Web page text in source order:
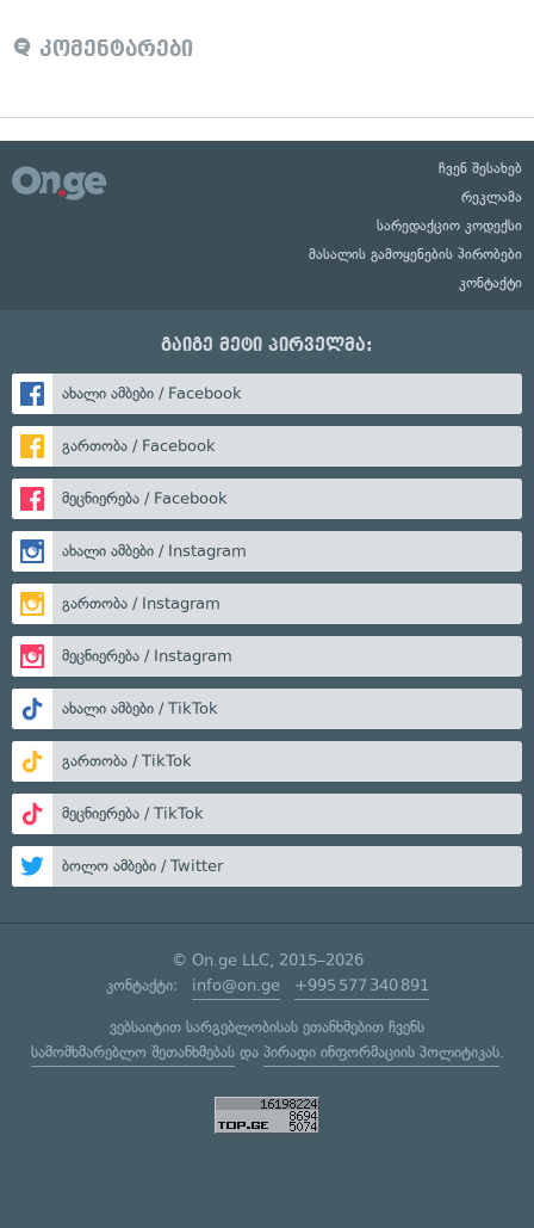
კომენტარები
ჩვენ შესახებ
რეკლამა
სარედაქციო კოდექსი
მასალის გამოყენების პირობები
კონტაქტი
გაიგე მეტი პირველმა:
ახალი ამბები / Facebook
გართობა / Facebook
მეცნიერება / Facebook
ახალი ამბები / Instagram
გართობა / Instagram
მეცნიერება / Instagram
ახალი ამბები / TikTok
გართობა / TikTok
მეცნიერება / TikTok
ბოლო ამბები / Twitter
© On.ge LLC, 2015–2026
კონტაქტი: info@on.ge +995 577 340 891
ვებსაიტით სარგებლობისას ეთანხმებით ჩვენს
სამომხმარებლო შეთანხმებასდა პირადი ინფორმაციის პოლიტიკას.